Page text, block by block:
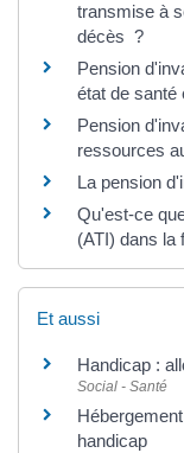
transmise à
décès ?
Pension
état de santé
Pension
ressources
La pension
Qu'est-ce
(ATI) dans la
Et aussi
Handicap :
Social - Santé
handicap